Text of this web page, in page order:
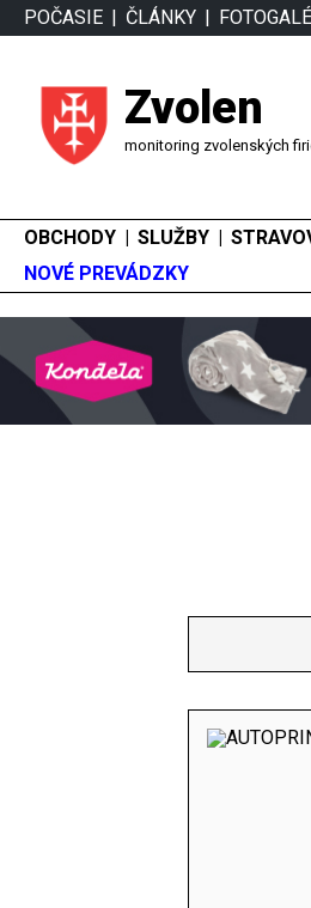
POČASIE ČLÁNKY
Zvolen
monitoring zvolenských
OBCHODY SLUŽBY
NOVÉ PREVÁDZKY